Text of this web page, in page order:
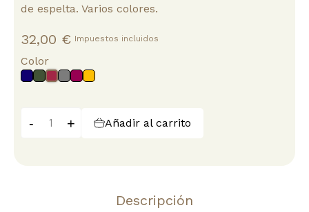
de espelta. Varios colores.
32,00 € Impuestos incluidos
Color
AzulVerde
Granate
GrisBerenjena
Mango
- + Añadir al carrito
Descripción